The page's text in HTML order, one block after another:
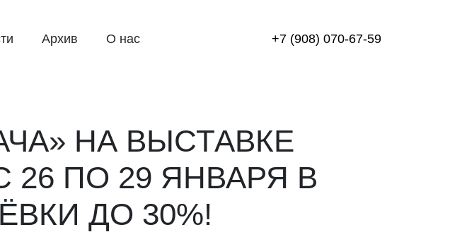
Архив О нас +7 (908) 070-67-59
НА ВЫСТАВКЕ
ПО 29 ЯНВАРЯ В
ДО 30%!